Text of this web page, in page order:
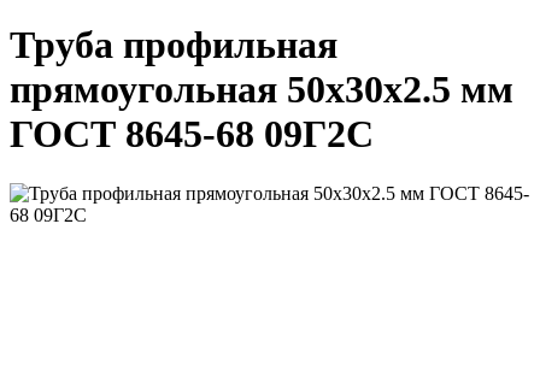
Труба профильная
прямоугольная 50x30x2.5 мм
ГОСТ 8645-68 09Г2С